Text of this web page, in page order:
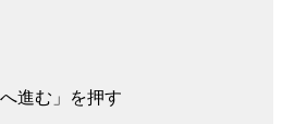
進む」を押す